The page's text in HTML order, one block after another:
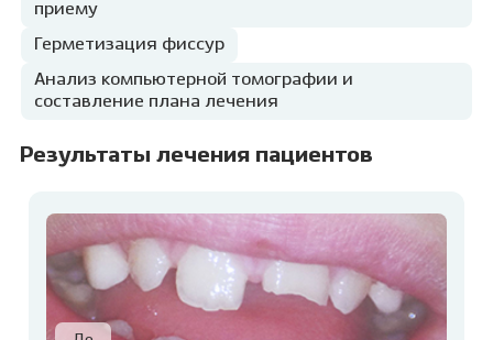
приему
Герметизация фиссур
Анализ компьютерной томографии и
составление плана лечения
Результаты лечения пациентов